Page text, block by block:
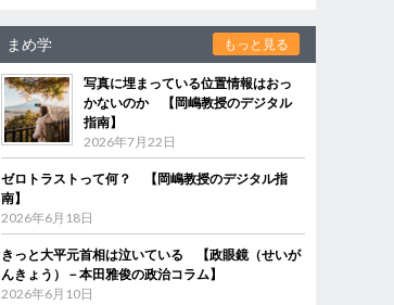
まめ学 もっと見る
写真に埋まっている位置情報はおっ
かないのか 【岡嶋教授のデジタル
指南】
2026年7月22日
ゼロトラストって何？ 【岡嶋教授のデジタル指
南】
2026年6月18日
きっと大平元首相は泣いている 【政眼鏡（せいが
んきょう）－本田雅俊の政治コラム】
2026年6月10日